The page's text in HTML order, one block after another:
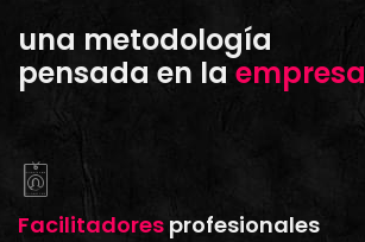
una metodología
pensada en la empresa
Facilitadores profesionales